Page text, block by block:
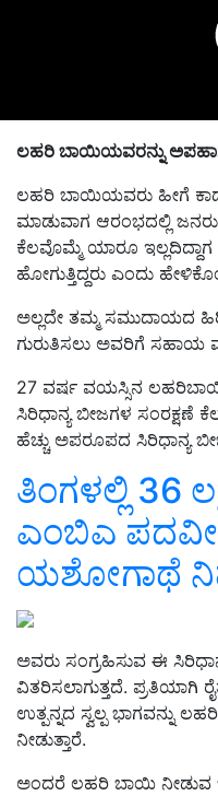
ಲಹರಿ ಬಾಯಿಯವರನ್ನು
ಲಹರಿ ಬಾಯಿಯವರು ಹೀಗೆ
ಮಾಡುವಾಗ ಆರಂಭದಲ್ಲಿ ಜನರು
ಕೆಲವೊಮ್ಮೆ ಯಾರೂ ಇಲ್ಲದಿದ್ದಾಗ
ಹೋಗುತ್ತಿದ್ದರು ಎಂದು
ಅಲ್ಲದೇ ತಮ್ಮ ಸಮುದಾಯದ
ಗುರುತಿಸಲು ಅವರಿಗೆ ಸಹಾಯ
27 ವರ್ಷ ವಯಸ್ಸಿನ
ಸಿರಿಧಾನ್ಯ ಬೀಜಗಳ ಸಂರಕ್ಷಣೆ
ಹೆಚ್ಚು ಅಪರೂಪದ ಸಿರಿಧಾನ್ಯ
ತಿಂಗಳಲ್ಲಿ 36
ಎಂಬಿಎ
ಯಶೋಗಾಥೆ
ಅವರು ಸಂಗ್ರಹಿಸುವ ಈ
ವಿತರಿಸಲಾಗುತ್ತದೆ. ಪ್ರತಿಯಾಗಿ
ಉತ್ಪನ್ನದ ಸ್ವಲ್ಪ ಭಾಗವನ್ನು
ನೀಡುತ್ತಾರೆ.
ಅಂದರೆ ಲಹರಿ ಬಾಯಿ ನೀಡುವ